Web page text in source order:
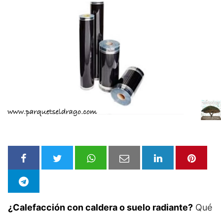
¿Calefacción con caldera o suelo radiante? Qué